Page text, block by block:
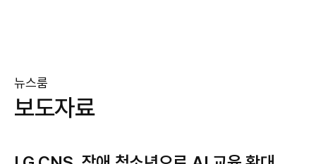
뉴스룸
보도자료